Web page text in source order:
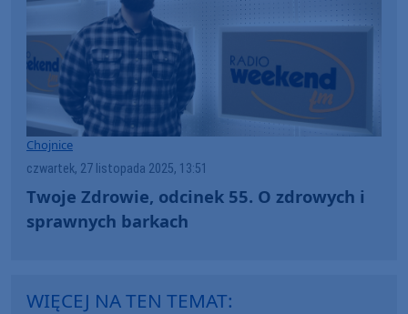
Chojnice
czwartek, 27 listopada 2025, 13:51
Twoje Zdrowie, odcinek 55. O zdrowych i
sprawnych barkach
WIĘCEJ NA TEN TEMAT: